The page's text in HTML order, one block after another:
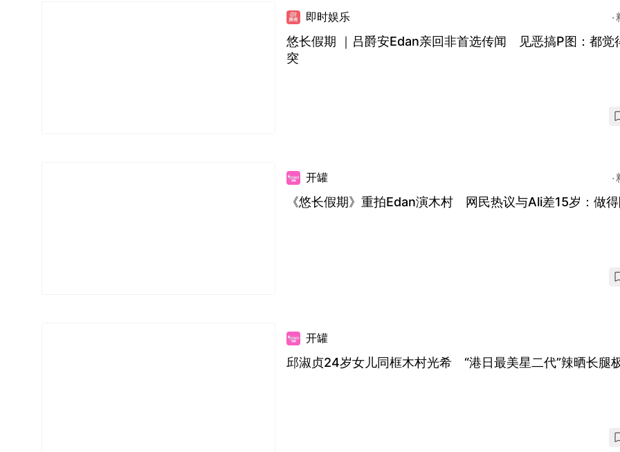
即时娱乐
悠长假期 ｜吕爵安Edan亲回非首选传闻 见恶搞P图：都觉
突
开罐
《悠长假期》重拍Edan演木村 网民热议与Ali差15岁：做
开罐
邱淑贞24岁女儿同框木村光希 “港日最美星二代”辣晒长腿